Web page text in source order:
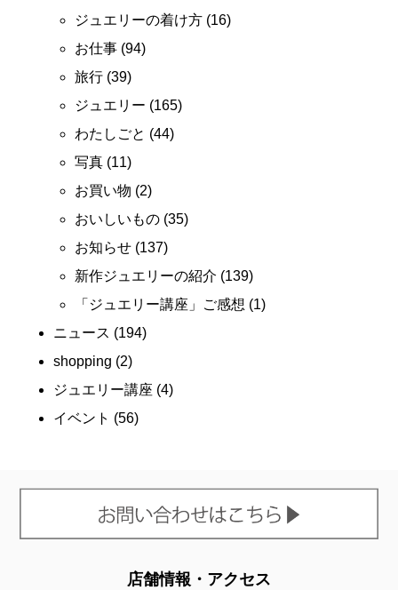
ジュエリーの着け方 (16)
お仕事 (94)
旅行 (39)
ジュエリー (165)
わたしごと (44)
写真 (11)
お買い物 (2)
おいしいもの (35)
お知らせ (137)
新作ジュエリーの紹介 (139)
「ジュエリー講座」ご感想 (1)
ニュース (194)
shopping (2)
ジュエリー講座 (4)
イベント (56)
店舗情報・アクセス